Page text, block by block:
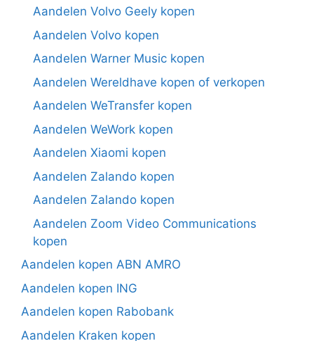
Aandelen Volvo Geely kopen
Aandelen Volvo kopen
Aandelen Warner Music kopen
Aandelen Wereldhave kopen of verkopen
Aandelen WeTransfer kopen
Aandelen WeWork kopen
Aandelen Xiaomi kopen
Aandelen Zalando kopen
Aandelen Zalando kopen
Aandelen Zoom Video Communications
kopen
Aandelen kopen ABN AMRO
Aandelen kopen ING
Aandelen kopen Rabobank
Aandelen Kraken kopen